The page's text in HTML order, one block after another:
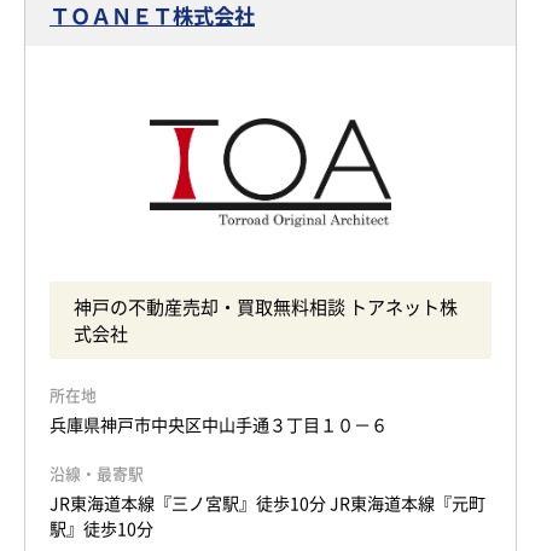
ＴＯＡＮＥＴ株式会社
神戸の不動産売却・買取無料相談 トアネット株
式会社
所在地
兵庫県神戸市中央区中山手通３丁目１０－６
沿線・最寄駅
JR東海道本線『三ノ宮駅』徒歩10分 JR東海道本線『元町
駅』徒歩10分